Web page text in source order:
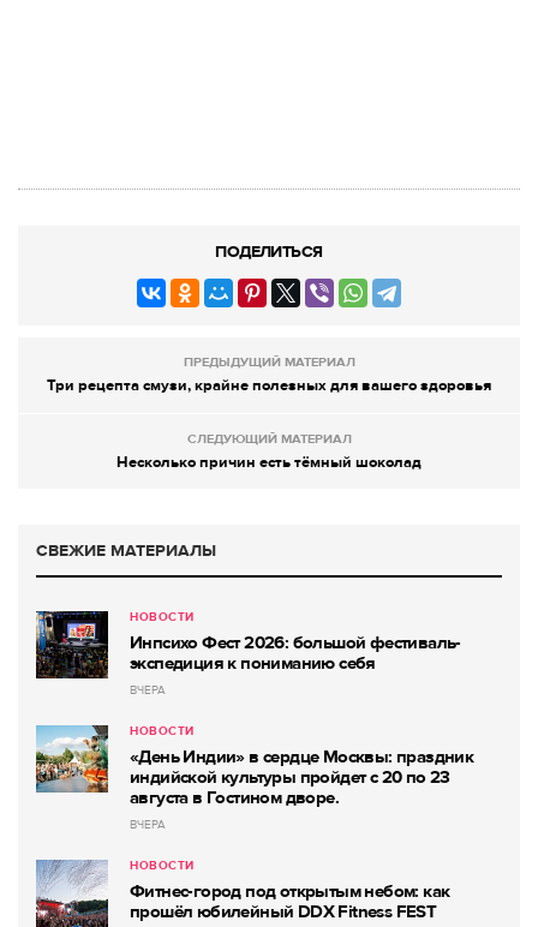
ПОДЕЛИТЬСЯ
ПРЕДЫДУЩИЙ МАТЕРИАЛ
Три рецепта смузи, крайне полезных для вашего здоровья
СЛЕДУЮЩИЙ МАТЕРИАЛ
Несколько причин есть тёмный шоколад
СВЕЖИЕ МАТЕРИАЛЫ
НОВОСТИ
Инпсихо Фест 2026: большой фестиваль-
экспедиция к пониманию себя
ВЧЕРА
НОВОСТИ
«День Индии» в сердце Москвы: праздник
индийской культуры пройдет с 20 по 23
августа в Гостином дворе.
ВЧЕРА
НОВОСТИ
Фитнес-город под открытым небом: как
прошёл юбилейный DDX Fitness FEST